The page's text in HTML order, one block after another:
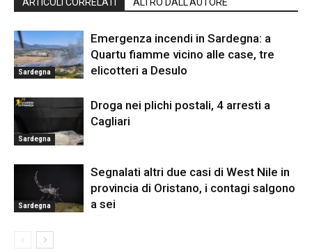
Sardegna
Emergenza incendi in Sardegna: a
Quartu fiamme vicino alle case, tre
elicotteri a Desulo
Sardegna
Droga nei plichi postali, 4 arresti a
Cagliari
Sardegna
Segnalati altri due casi di West Nile in
provincia di Oristano, i contagi salgono
a sei